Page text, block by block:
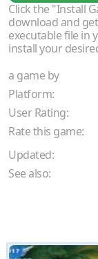
Click the "Install
download and
executable file in
install your
a game by
Platform:
User Rating:
Rate this game:
Updated:
See also: